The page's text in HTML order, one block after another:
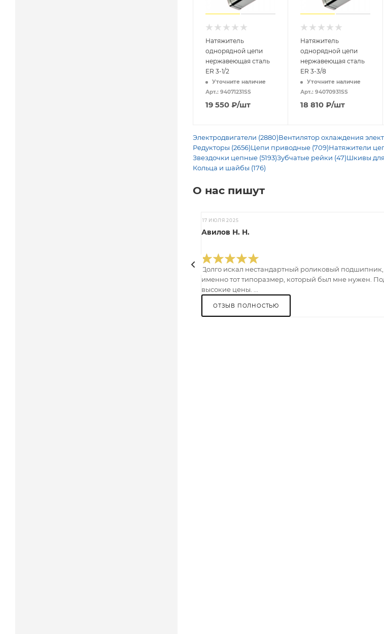
Натяжитель
однорядной цепи
нержавеющая сталь
ER 3-1/2
Уточните наличие
Арт.: 94071231SS
19 550 ₽/шт
Натяжитель
однорядной цепи
нержавеющая сталь
ER 3-3/8
Уточните наличие
Арт.: 94070931SS
18 810₽/шт
Электродвигатели (2880)Вентилятор охлаждения
Редукторы (2656)Цепи приводные (709)Натяжители
Звездочки цепные (5193)Зубчатые рейки (47)Шкивы
Кольца и шайбы (176)
О нас пишут
17 ИЮЛЯ 2025
Авилов Н. Н.
Долго искал нестандартный роликовый
именно тот типоразмер, который был мне нужен.
высокие цены. ...
ОТЗЫВ ПОЛНОСТЬЮ